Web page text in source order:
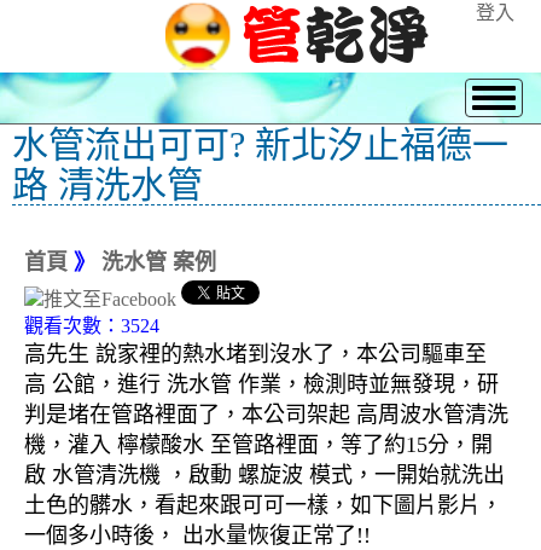
登入
水管流出可可? 新北汐止福德一
路 清洗水管
首頁 》 洗水管 案例
觀看次數：3524
高先生 說家裡的熱水堵到沒水了，本公司驅車至
高 公館，進行 洗水管 作業，檢測時並無發現，研
判是堵在管路裡面了，本公司架起 高周波水管清洗
機，灌入 檸檬酸水 至管路裡面，等了約15分，開
啟 水管清洗機 ，啟動 螺旋波 模式，一開始就洗出
土色的髒水，看起來跟可可一樣，如下圖片影片，
一個多小時後， 出水量恢復正常了!!